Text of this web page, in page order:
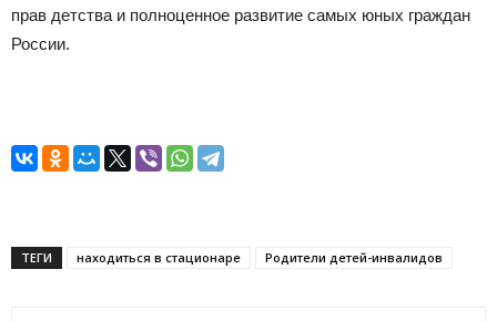
прав детства и полноценное развитие самых юных граждан
России.
ТЕГИ находиться в стационаре Родители детей-инвалидов